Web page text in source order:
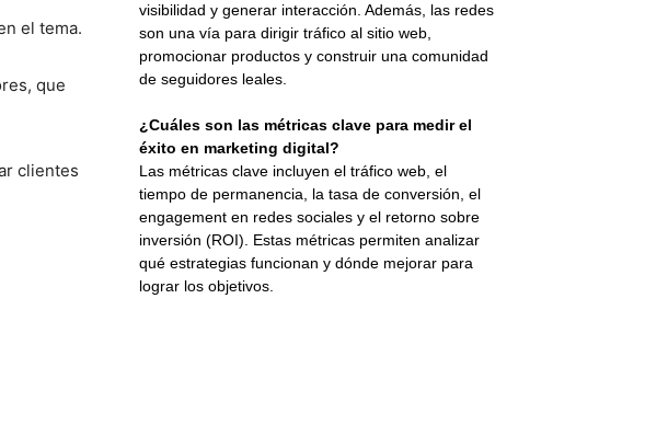
el tema.
que
clientes
visibilidad y generar interacción. Además, las redes
son una vía para dirigir tráfico al sitio web,
promocionar productos y construir una comunidad
de seguidores leales.
¿Cuáles son las métricas clave para medir el
éxito en marketing digital?
Las métricas clave incluyen el tráfico web, el
tiempo de permanencia, la tasa de conversión, el
engagement en redes sociales y el retorno sobre
inversión (ROI). Estas métricas permiten analizar
qué estrategias funcionan y dónde mejorar para
lograr los objetivos.